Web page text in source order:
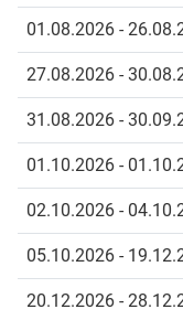
01.08.2026 -
27.08.2026 -
31.08.2026 -
01.10.2026 -
02.10.2026 -
05.10.2026 -
20.12.2026 -